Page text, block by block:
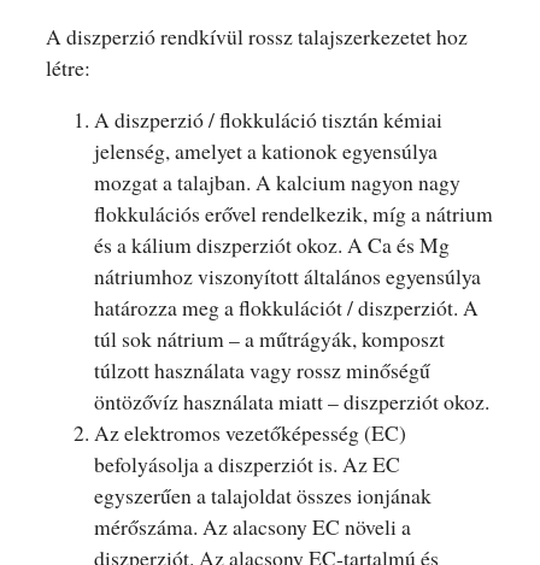
A diszperzió rendkívül rossz talajszerkezetet hoz
létre:
A diszperzió / flokkuláció tisztán kémiai
jelenség, amelyet a kationok egyensúlya
mozgat a talajban. A kalcium nagyon nagy
flokkulációs erővel rendelkezik, míg a nátrium
és a kálium diszperziót okoz. A Ca és Mg
nátriumhoz viszonyított általános egyensúlya
határozza meg a flokkulációt / diszperziót. A
túl sok nátrium – a műtrágyák, komposzt
túlzott használata vagy rossz minőségű
öntözővíz használata miatt – diszperziót okoz.
Az elektromos vezetőképesség (EC)
befolyásolja a diszperziót is. Az EC
egyszerűen a talajoldat összes ionjának
mérőszáma. Az alacsony EC növeli a
diszperziót. Az alacsony EC-tartalmú és